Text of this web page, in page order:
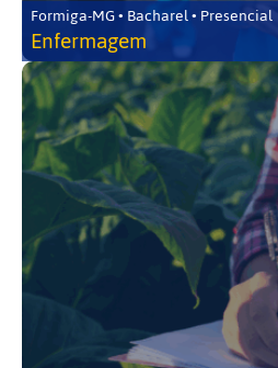
Formiga-MG • Bacharel • Presencial
Enfermagem